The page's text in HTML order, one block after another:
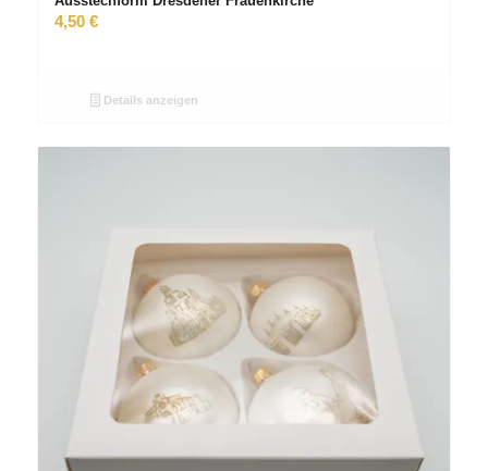
4,50 €
Details anzeigen